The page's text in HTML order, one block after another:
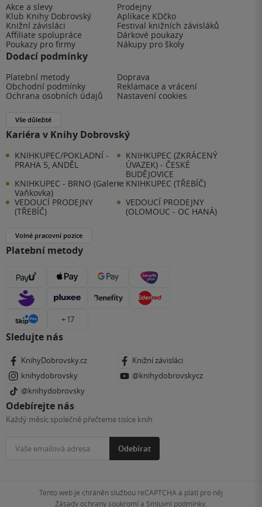
Akce a slevy
Prodejny
Klub Knihy Dobrovský
Aplikace KDčko
Knižní závisláci
Festival knižních závisláků
Affiliate spolupráce
Dárkové poukazy
Poukazy pro firmy
Nákupy pro školy
Dodací podmínky
Platební metody
Doprava
Obchodní podmínky
Reklamace a vrácení
Ochrana osobních údajů
Nastavení cookies
Vše důležité
Kariéra v Knihy Dobrovský
KNIHKUPEC/POKLADNÍ -
PRAHA 5, ANDĚL
KNIHKUPEC (ZKRÁCENÝ
ÚVAZEK) - ČESKÉ
BUDĚJOVICE
KNIHKUPEC - BRNO (Galerie
Vaňkovka)
KNIHKUPEC (TŘEBÍČ)
VEDOUCÍ PRODEJNY
(TŘEBÍČ)
VEDOUCÍ PRODEJNY
(OLOMOUC - OC HANÁ)
Volné pracovní pozice
Platební metody
+ 17
Sledujte nás
KnihyDobrovsky.cz
Knižní závisláci
knihydobrovsky
@knihydobrovskycz
@knihydobrovsky
Odebírejte nás
Každý měsíc společně přečteme tisíce knih
Odebírat
Tento web je chráněn službou reCAPTCHA a platí pro něj
Zásady ochrany soukromía Smluvní podmínky